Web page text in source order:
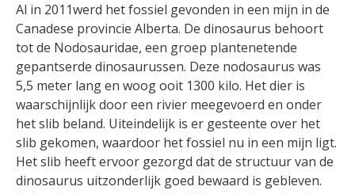
Al in 2011werd het fossiel gevonden in een mijn in de
Canadese provincie Alberta. De dinosaurus behoort
tot de Nodosauridae, een groep plantenetende
gepantserde dinosaurussen. Deze nodosaurus was
5,5 meter lang en woog ooit 1300 kilo. Het dier is
waarschijnlijk door een rivier meegevoerd en onder
het slib beland. Uiteindelijk is er gesteente over het
slib gekomen, waardoor het fossiel nu in een mijn ligt.
Het slib heeft ervoor gezorgd dat de structuur van de
dinosaurus uitzonderlijk goed bewaard is gebleven.